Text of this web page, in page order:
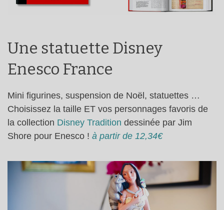
Une statuette Disney
Enesco France
Mini figurines, suspension de Noël, statuettes …
Choisissez la taille ET vos personnages favoris de
la collection Disney Tradition dessinée par Jim
Shore pour Enesco ! à partir de 12,34€